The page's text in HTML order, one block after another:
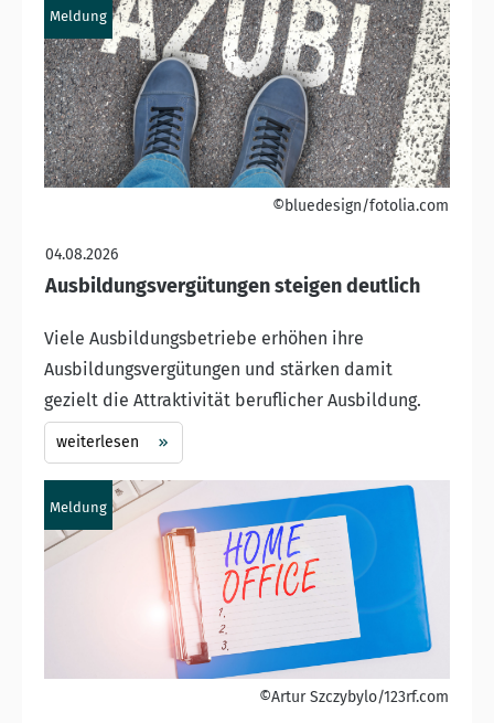
Meldung
©bluedesign/fotolia.com
04.08.2026
Ausbildungsvergütungen steigen deutlich
Viele Ausbildungsbetriebe erhöhen ihre
Ausbildungsvergütungen und stärken damit
gezielt die Attraktivität beruflicher Ausbildung.
weiterlesen
Meldung
©Artur Szczybylo/123rf.com